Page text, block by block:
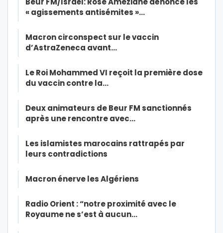
« agissements antisémites »…
Macron circonspect sur le vaccin
d’AstraZeneca avant…
Le Roi Mohammed VI reçoit la première dose
du vaccin contre la…
Deux animateurs de Beur FM sanctionnés
après une rencontre avec…
Les islamistes marocains rattrapés par
leurs contradictions
Macron énerve les Algériens
Radio Orient : “notre proximité avec le
Royaume ne s’est à aucun…